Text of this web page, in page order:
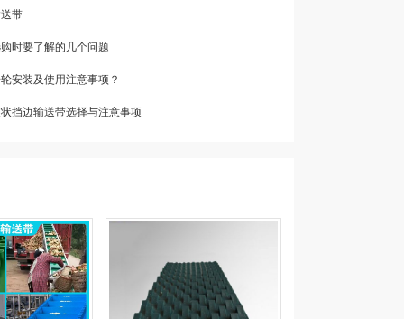
带
时要了解的几个问题
安装及使用注意事项？
挡边输送带选择与注意事项